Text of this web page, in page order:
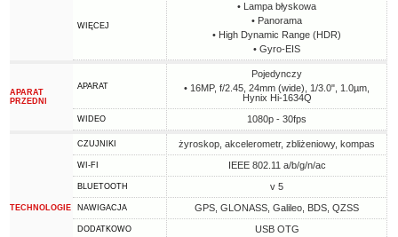
WIĘCEJ
• Lampa błyskowa
• Panorama
• High Dynamic Range (HDR)
• Gyro-EIS
APARAT
PRZEDNI
APARAT
Pojedynczy
• 16MP, f/2.45, 24mm (wide), 1/3.0", 1.0µm,
Hynix Hi-1634Q
WIDEO 1080p - 30fps
TECHNOLOGIE
CZUJNIKI żyroskop, akcelerometr, zbliżeniowy, kompas
WI-FI IEEE 802.11 a/b/g/n/ac
BLUETOOTH v 5
NAWIGACJA GPS, GLONASS, Galileo, BDS, QZSS
DODATKOWO
USB OTG